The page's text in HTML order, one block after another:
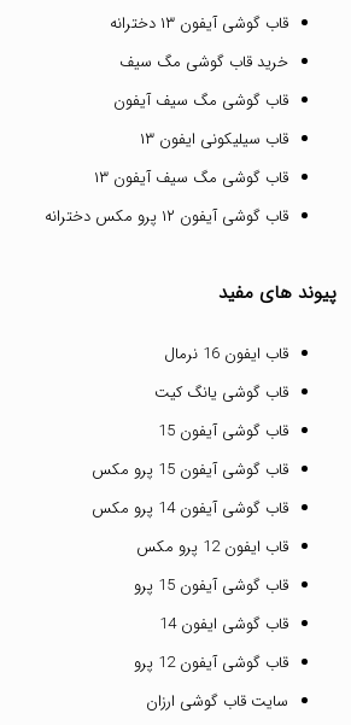
قاب گوشی آیفون ۱۳ دخترانه
خرید قاب گوشی مگ سیف
قاب گوشی مگ سیف آیفون
قاب سیلیکونی ایفون ۱۳
قاب گوشی مگ سیف آیفون ۱۳
قاب گوشی آیفون ۱۲ پرو مکس دخترانه
پیوند های مفید
قاب ایفون 16 نرمال
قاب گوشی یانگ کیت
قاب گوشی آیفون 15
قاب گوشی آیفون 15 پرو مکس
قاب گوشی آیفون 14 پرو مکس
قاب ایفون 12 پرو مکس
قاب گوشی آیفون 15 پرو
قاب گوشی ایفون 14
قاب گوشی آیفون 12 پرو
سایت قاب گوشی ارزان